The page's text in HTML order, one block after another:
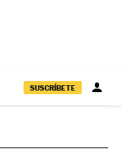
SUSCRÍBETE